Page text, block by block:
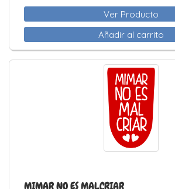
Ver Producto
Añadir al carrito
MIMAR NO ES MALCRIAR